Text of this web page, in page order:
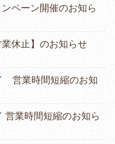
ペーン開催のお知ら
休止】のお知らせ
営業時間短縮のお知
営業時間短縮のお知ら